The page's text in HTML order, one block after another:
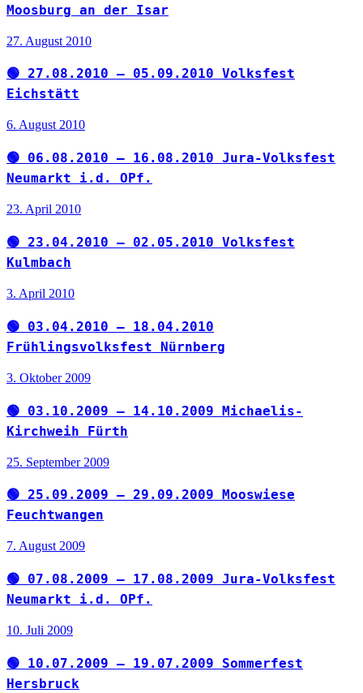
Moosburg an der Isar
27. August 2010
🟢 27.08.2010 – 05.09.2010 Volksfest
Eichstätt
6. August 2010
🟢 06.08.2010 – 16.08.2010 Jura-Volksfest
Neumarkt i.d. OPf.
23. April 2010
🟢 23.04.2010 – 02.05.2010 Volksfest
Kulmbach
3. April 2010
🟢 03.04.2010 – 18.04.2010
Frühlingsvolksfest Nürnberg
3. Oktober 2009
🟢 03.10.2009 – 14.10.2009 Michaelis-
Kirchweih Fürth
25. September 2009
🟢 25.09.2009 – 29.09.2009 Mooswiese
Feuchtwangen
7. August 2009
🟢 07.08.2009 – 17.08.2009 Jura-Volksfest
Neumarkt i.d. OPf.
10. Juli 2009
🟢 10.07.2009 – 19.07.2009 Sommerfest
Hersbruck